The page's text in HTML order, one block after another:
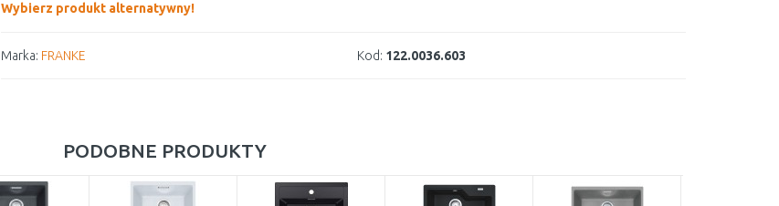
Wybierz produkt alternatywny!
Marka: FRANKE Kod: 122.0036.603
PODOBNE PRODUKTY